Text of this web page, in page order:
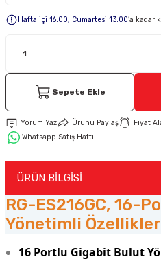
Hafta içi 16:00, Cumartesi 13:00’a kadar
Sepete Ekle
Yorum Yaz Ürünü Paylaş Fiyat
Whatsapp Satış Hattı
ÜRÜN BİLGİSİ
RG-ES216GC, 16-
Yönetimli
16 Portlu Gigabit Bulut